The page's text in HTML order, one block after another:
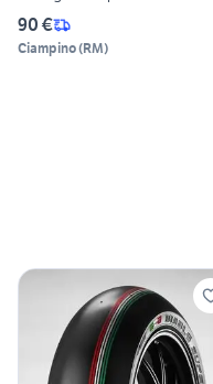
90 €
Ciampino(RM)